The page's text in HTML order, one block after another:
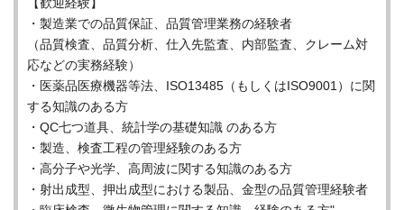
・製造業での品質保証、品質管理業務の経験者
（品質検査、品質分析、仕入先監査、内部監査、クレーム対
応などの実務経験）
・医薬品医療機器等法、ISO13485（もしくはISO9001）に関
する知識のある方
・QC七つ道具、統計学の基礎知識 のある方
・製造、検査工程の管理経験のある方
・高分子や光学、高周波に関する知識のある方
・射出成型、押出成型における製品、金型の品質管理経験者